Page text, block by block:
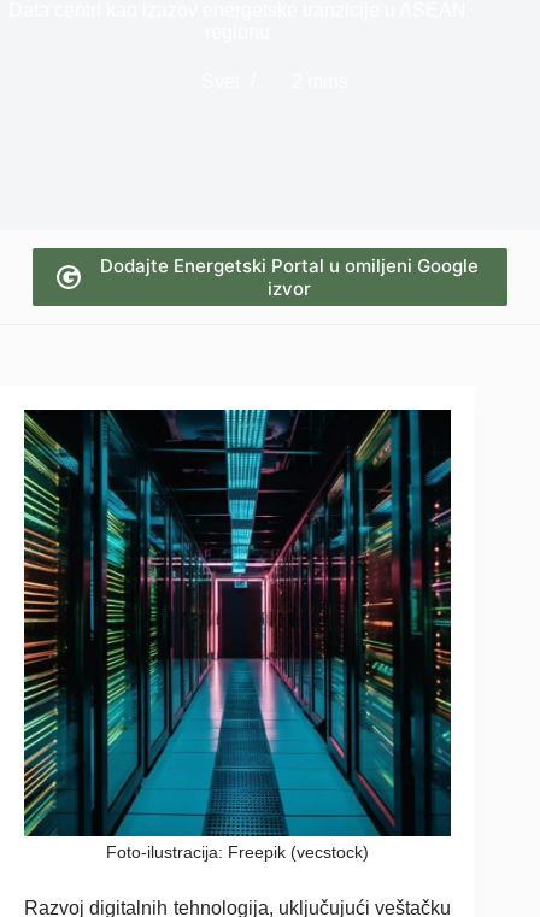
Dodajte Energetski Portal u omiljeni Google
izvor
Foto-ilustracija: Freepik (vecstock)
Razvoj digitalnih tehnologija, uključujući veštačku